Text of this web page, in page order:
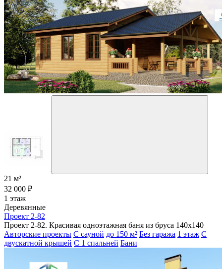
21 м²
32 000 ₽
1 этаж
Деревянные
Проект 2-82
Проект 2-82. Красивая одноэтажная баня из бруса 140х140
Авторские проекты С сауной до 150 м² Без гаража 1 этаж С
двускатной крышей С 1 спальней Бани